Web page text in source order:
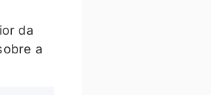
da
a